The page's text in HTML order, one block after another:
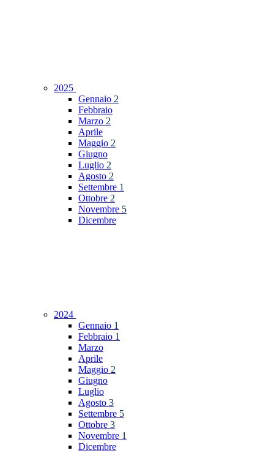
2025
Gennaio 2
Febbraio
Marzo 2
Aprile
Maggio 2
Giugno
Luglio 2
Agosto 2
Settembre 1
Ottobre 2
Novembre 5
Dicembre
2024
Gennaio 1
Febbraio 1
Marzo
Aprile
Maggio 2
Giugno
Luglio
Agosto 3
Settembre 5
Ottobre 3
Novembre 1
Dicembre